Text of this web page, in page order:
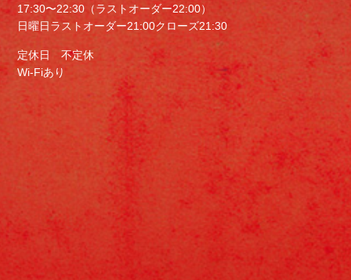
17:30〜22:30（ラストオーダー22:00）
日曜日ラストオーダー21:00クローズ21:30
定休日 不定休
Wi-Fiあり